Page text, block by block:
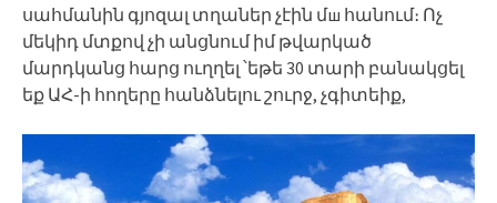
սահմանին գյոզալ տղաներ չէին մш հանում։ Ոչ
մեկիդ մտքով չի անցնում իմ թվարկած
մարդկանց հարց ուղղել ՝եթե 30 տարի բանակցել
եք ԱՀ-ի հողերը հանձնելու շուրջ, չգիտեիք,